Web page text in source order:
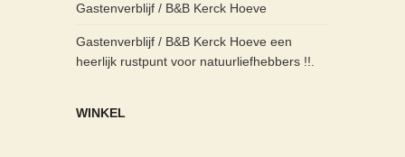
Gastenverblijf / B&B Kerck Hoeve
Gastenverblijf / B&B Kerck Hoeve een
heerlijk rustpunt voor natuurliefhebbers !!.
WINKEL